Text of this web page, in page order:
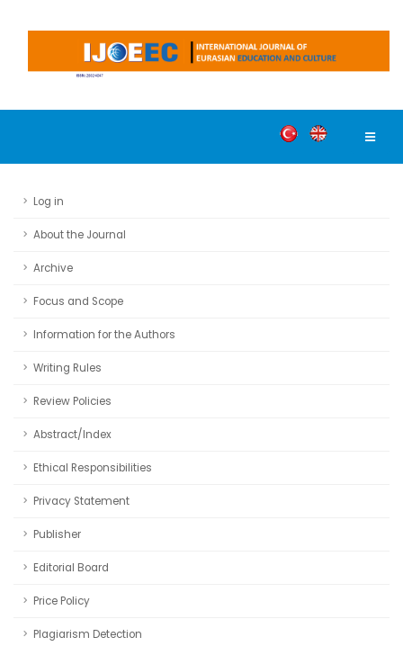
Log in
About the Journal
Archive
Focus and Scope
Information for the Authors
Writing Rules
Review Policies
Abstract/Index
Ethical Responsibilities
Privacy Statement
Publisher
Editorial Board
Price Policy
Plagiarism Detection